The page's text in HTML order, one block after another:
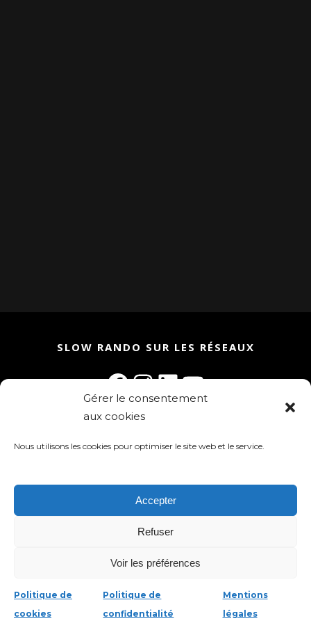
Gérer le consentement
aux cookies
Nous utilisons les cookies pour optimiser le site web et le service.
Accepter
Refuser
Voir les préférences
Politique de
cookies
Politique de
confidentialité
Mentions
légales
SLOW RANDO SUR LES RÉSEAUX
Facebook
Instagram
LinkedIn
YouTube
Rejoignez la communauté Slow Rando
Mentions légales-Politique de